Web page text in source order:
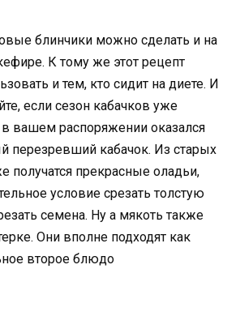
блинчики можно сделать и на
К тому же этот рецепт
и тем, кто сидит на диете. И
если сезон кабачков уже
в вашем распоряжении оказался
перезревший кабачок. Из старых
получатся прекрасные оладьи,
условие срезать толстую
семена. Ну а мякоть также
Они вполне подходят как
второе блюдо